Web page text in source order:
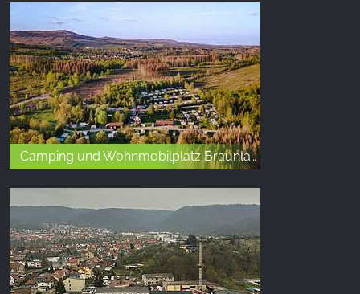
Camping und Wohnmobilplatz Braunlage